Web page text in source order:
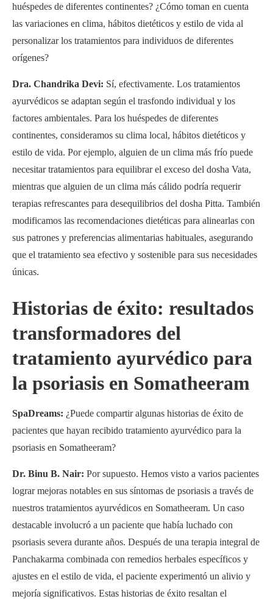
huéspedes de diferentes continentes? ¿Cómo toman en cuenta
las variaciones en clima, hábitos dietéticos y estilo de vida al
personalizar los tratamientos para individuos de diferentes
orígenes?
Dra. Chandrika Devi: Sí, efectivamente. Los tratamientos
ayurvédicos se adaptan según el trasfondo individual y los
factores ambientales. Para los huéspedes de diferentes
continentes, consideramos su clima local, hábitos dietéticos y
estilo de vida. Por ejemplo, alguien de un clima más frío puede
necesitar tratamientos para equilibrar el exceso del dosha Vata,
mientras que alguien de un clima más cálido podría requerir
terapias refrescantes para desequilibrios del dosha Pitta. También
modificamos las recomendaciones dietéticas para alinearlas con
sus patrones y preferencias alimentarias habituales, asegurando
que el tratamiento sea efectivo y sostenible para sus necesidades
únicas.
Historias de éxito: resultados
transformadores del
tratamiento ayurvédico para
la psoriasis en Somatheeram
SpaDreams: ¿Puede compartir algunas historias de éxito de
pacientes que hayan recibido tratamiento ayurvédico para la
psoriasis en Somatheeram?
Dr. Binu B. Nair: Por supuesto. Hemos visto a varios pacientes
lograr mejoras notables en sus síntomas de psoriasis a través de
nuestros tratamientos ayurvédicos en Somatheeram. Un caso
destacable involucró a un paciente que había luchado con
psoriasis severa durante años. Después de una terapia integral de
Panchakarma combinada con remedios herbales específicos y
ajustes en el estilo de vida, el paciente experimentó un alivio y
mejoría significativos. Estas historias de éxito resaltan el